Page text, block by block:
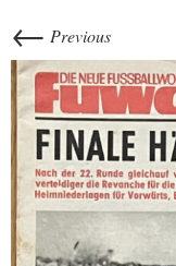
← Previous